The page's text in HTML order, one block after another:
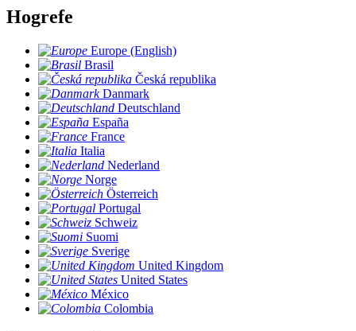
Hogrefe
Europe (English)
Brasil
Česká republika
Danmark
Deutschland
España
France
Italia
Nederland
Norge
Österreich
Portugal
Schweiz
Suomi
Sverige
United Kingdom
United States
México
Colombia